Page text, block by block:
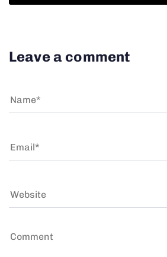
Leave a comment